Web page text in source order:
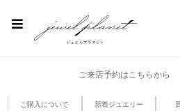
ご来店予約はこちらから
ご購入について 新着ジュエリー